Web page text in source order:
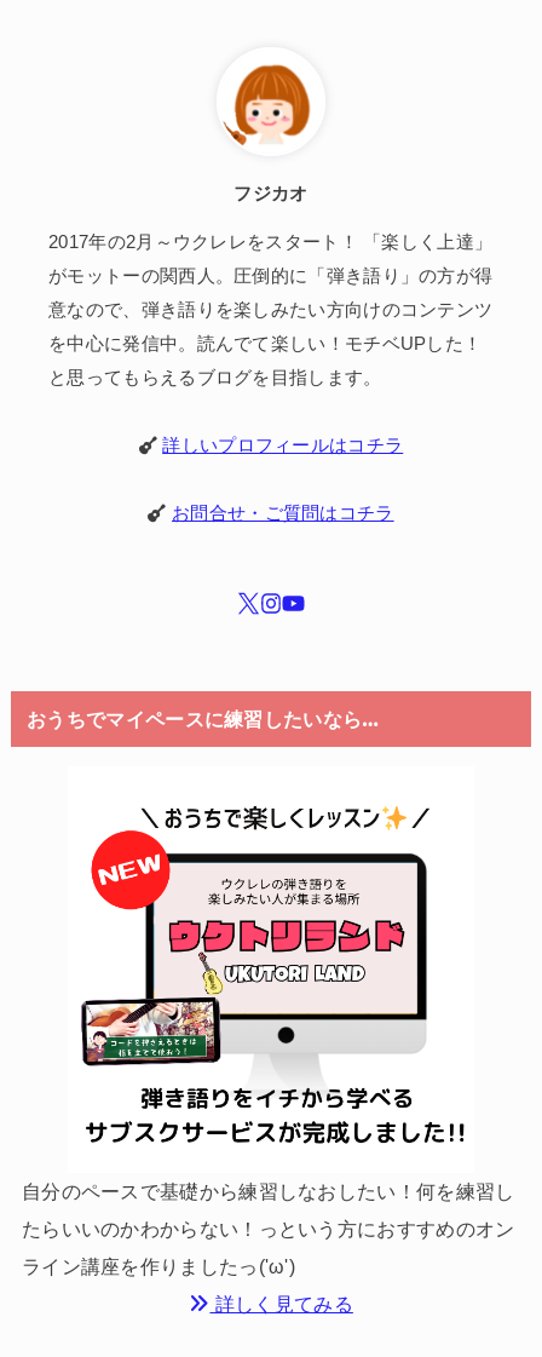
フジカオ
2017年の2月～ウクレレをスタート！ 「楽しく上達」
がモットーの関西人。圧倒的に「弾き語り」の方が得
意なので、弾き語りを楽しみたい方向けのコンテンツ
を中心に発信中。読んでて楽しい！モチベUPした！
と思ってもらえるブログを目指します。
詳しいプロフィールはコチラ
お問合せ・ご質問はコチラ
おうちでマイペースに練習したいなら…
自分のペースで基礎から練習しなおしたい！何を練習し
たらいいのかわからない！っという方におすすめのオン
ライン講座を作りましたっ('ω')
詳しく見てみる